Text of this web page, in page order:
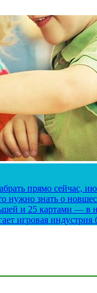
прямо сейчас,
нужно знать о
и 25 картами — в
игровая индустрия